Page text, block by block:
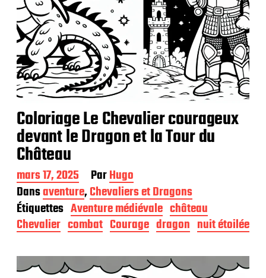
Coloriage Le Chevalier courageux
devant le Dragon et la Tour du
Château
D
a
t
e
d
e
u
b
mars 17, 2025 ParHugo
Dansaventure,Chevaliers et Dragons
Étiquettes Aventure médiévale château
Chevalier combat Courage dragon nuit étoilée